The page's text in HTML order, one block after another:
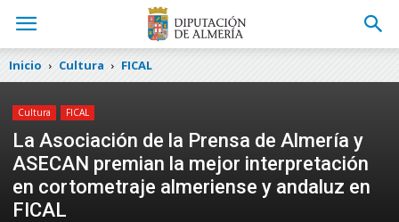
Inicio Cultura FICAL
Cultura FICAL
La Asociación de la Prensa de Almería y
ASECAN premian la mejor interpretación
en cortometraje almeriense y andaluz en
FICAL